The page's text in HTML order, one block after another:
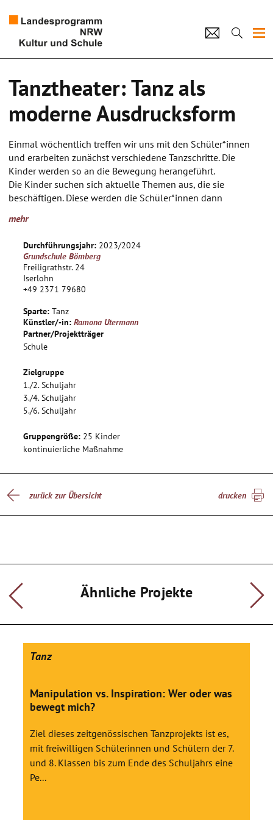
Künstlerpool
Kultur und Schule
home Impressum Datenschutz Kontakt
Tanztheater: Tanz als
moderne Ausdrucksform
Einmal wöchentlich treffen wir uns mit den Schüler*innen
und erarbeiten zunächst verschiedene Tanzschritte. Die
Kinder werden so an die Bewegung herangeführt.
Die Kinder suchen sich aktuelle Themen aus, die sie
beschäftigen. Diese werden die Schüler*innen dann
Schuljahres mehrere auf sie zugeschnittene Choreografien
Wichtig ist den Schüler*innen die Tanztechnik beizubringen
und sie dazu zu bewegen, sich mit aktuellen Themen zu
beschäftigen und darüber in den Austausch zu gelangen.
Auch sollen sie hierdurch den respektvollen Umgang
miteinander lernen und sich gegenseitig als Team zu stärken.
Ziel ist es, den Schülern so viel Selbstbewusstsein zu geben,
dass sie sich trauen verschiedene Themen tänzerisch und
darstellerisch umzusetzen und die verschiedenen
mehr
Durchführungsjahr: 2023/2024
Grundschule Bömberg
Freiligrathstr. 24
Iserlohn
+49 2371 79680
Sparte: Tanz
Künstler/-in: Ramona Utermann
Partner/Projektträger
Schule
Zielgruppe
1./2. Schuljahr
3./4. Schuljahr
5./6. Schuljahr
Gruppengröße: 25 Kinder
kontinuierliche Maßnahme
zurück zur Übersicht drucken
Ähnliche Projekte
Tanz
Manipulation vs. Inspiration: Wer oder was
bewegt mich?
Ziel dieses zeitgenössischen Tanzprojekts ist es,
mit freiwilligen Schülerinnen und Schülern der 7.
und 8. Klassen bis zum Ende des Schuljahrs eine
Pe...